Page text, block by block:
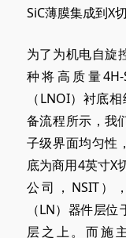
SiC薄膜集成到X
为了为机电自旋
种将高质量
（LNOI）衬底
备流程所示，我
子级界面均匀性
底为商用4英寸X
公司，NSIT）
（LN）器件层位
层之上。而施